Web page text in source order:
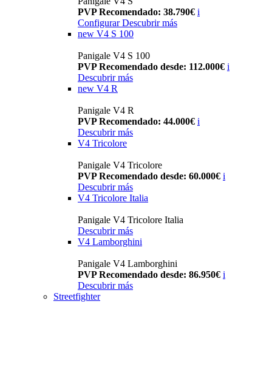
PVP Recomendado: 38.790€ i
Configurar Descubrir más
new V4 S 100
Panigale V4 S 100
PVP Recomendado desde: 112.000€ i
Descubrir más
new V4 R
Panigale V4 R
PVP Recomendado: 44.000€ i
Descubrir más
V4 Tricolore
Panigale V4 Tricolore
PVP Recomendado desde: 60.000€ i
Descubrir más
V4 Tricolore Italia
Panigale V4 Tricolore Italia
Descubrir más
V4 Lamborghini
Panigale V4 Lamborghini
PVP Recomendado desde: 86.950€ i
Descubrir más
Streetfighter